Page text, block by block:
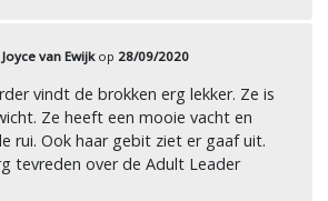
Joyce van Ewijkop 28/09/2020
vindt de brokken erg lekker. Ze is
Ze heeft een mooie vacht en
rui. Ook haar gebit ziet er gaaf uit.
tevreden over de Adult Leader